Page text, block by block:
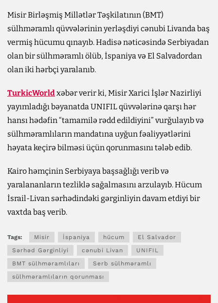
Misir Birləşmiş Millətlər Təşkilatının (BMT)
sülhməramlı qüvvələrinin yerləşdiyi cənubi Livanda baş
vermiş hücumu qınayıb. Hadisə nəticəsində Serbiyadan
olan bir sülhməramlı ölüb, İspaniya və El Salvadordan
olan iki hərbçi yaralanıb.
TurkicWorldxəbər verir ki, Misir Xarici İşlər Nazirliyi
yayımladığı bəyanatda UNIFIL qüvvələrinə qarşı hər
hansı hədəfin “tamamilə rədd edildiyini” vurğulayıb və
sülhməramlıların mandatına uyğun fəaliyyətlərini
həyata keçirə bilməsi üçün qorunmasını tələb edib.
Kairo həmçinin Serbiyaya başsağlığı verib və
yaralananların tezliklə sağalmasını arzulayıb. Hücum
İsrail-Livan sərhədindəki gərginliyin davam etdiyi bir
vaxtda baş verib.
Tags: Misir İspaniya hücum
El Salvador
Sərhəd Gərginliyi
cənubi Livan
UNIFIL
BMT sülhməramlıları
Serb sülhməramlı
sülhməramlıların qorunması